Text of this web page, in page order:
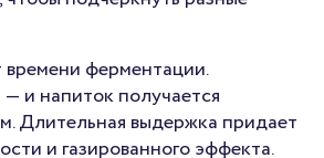
времени ферментации.
и напиток получается
Длительная выдержка придает
и газированного эффекта.